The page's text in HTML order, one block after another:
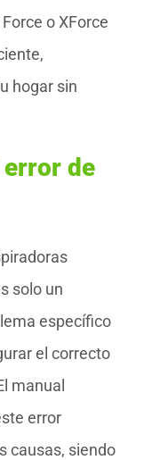
o XForce
hogar sin
de
solo un
específico
el correcto
manual
error
causas, siendo